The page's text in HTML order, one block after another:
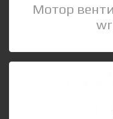
Мотор